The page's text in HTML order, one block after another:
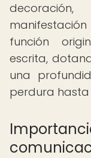
función
escrita,
una
perdura hasta